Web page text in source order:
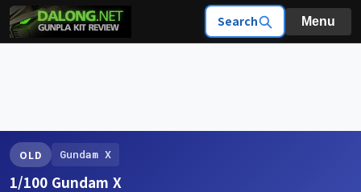
Search Menu
OLD Gundam X
1/100 Gundam X